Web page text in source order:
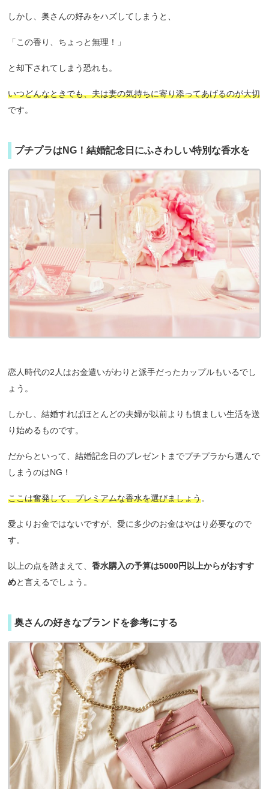
しかし、奥さんの好みをハズしてしまうと、
「この香り、ちょっと無理！」
と却下されてしまう恐れも。
いつどんなときでも、夫は妻の気持ちに寄り添ってあげるのが大切
です。
プチプラはNG！結婚記念日にふさわしい特別な香水を
恋人時代の2人はお金遣いがわりと派手だったカップルもいるでし
ょう。
しかし、結婚すればほとんどの夫婦が以前よりも慎ましい生活を送
り始めるものです。
だからといって、結婚記念日のプレゼントまでプチプラから選んで
しまうのはNG！
ここは奮発して、プレミアムな香水を選びましょう。
愛よりお金ではないですが、愛に多少のお金はやはり必要なので
す。
以上の点を踏まえて、香水購入の予算は5000円以上からがおすす
めと言えるでしょう。
奥さんの好きなブランドを参考にする